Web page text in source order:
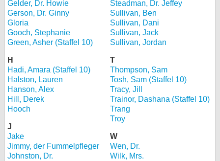
Gelder, Dr. Howie
Gerson, Dr. Ginny
Gloria
Gooch, Stephanie
Green, Asher (Staffel 10)
H
Hadi, Amara (Staffel 10)
Halston, Lauren
Hanson, Alex
Hill, Derek
Hooch
J
Jake
Jimmy, der Fummelpfleger
Johnston, Dr.
Steadman, Dr. Jeffey
Sullivan, Ben
Sullivan, Dani
Sullivan, Jack
Sullivan, Jordan
T
Thompson, Sam
Tosh, Sam (Staffel 10)
Tracy, Jill
Trainor, Dashana (Staffel 10)
Trang
Troy
W
Wen, Dr.
Wilk, Mrs.